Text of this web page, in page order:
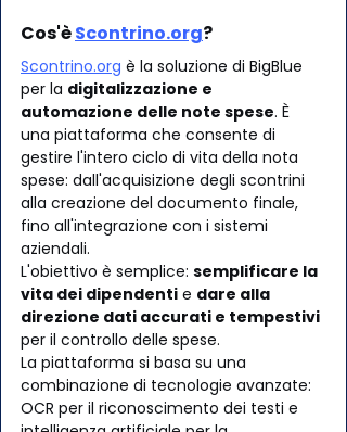
Cos'è Scontrino.org?
Scontrino.org è la soluzione di BigBlue
per la digitalizzazione e
automazione delle note spese. È
una piattaforma che consente di
gestire l'intero ciclo di vita della nota
spese: dall'acquisizione degli scontrini
alla creazione del documento finale,
fino all'integrazione con i sistemi
aziendali.
L'obiettivo è semplice: semplificare la
vita dei dipendenti e dare alla
direzione dati accurati e tempestivi
per il controllo delle spese.
La piattaforma si basa su una
combinazione di tecnologie avanzate:
OCR per il riconoscimento dei testi e